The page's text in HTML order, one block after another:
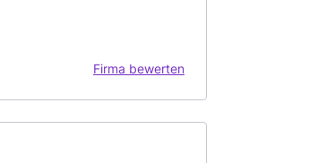
Firma bewerten